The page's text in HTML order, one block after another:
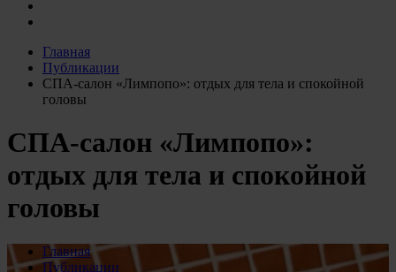
Главная
Публикации
СПА-салон «Лимпопо»: отдых для тела и спокойной
головы
СПА-салон «Лимпопо»:
отдых для тела и спокойной
головы
Главная
Публикации